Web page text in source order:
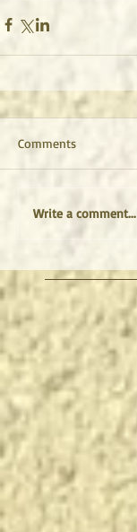
Comments
Write a comment...